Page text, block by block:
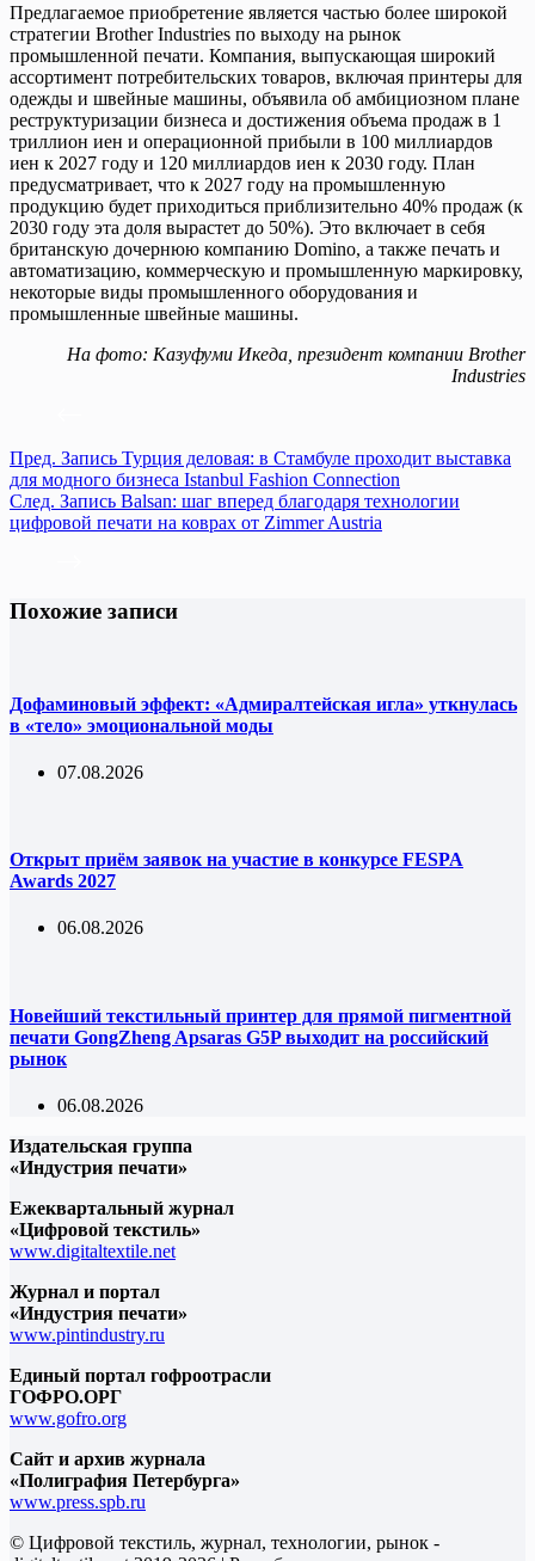
Предлагаемое приобретение является частью более широкой
стратегии Brother Industries по выходу на рынок
промышленной печати. ​​Компания, выпускающая широкий
ассортимент потребительских товаров, включая принтеры для
одежды и швейные машины, объявила об амбициозном плане
реструктуризации бизнеса и достижения объема продаж в 1
триллион иен и операционной прибыли в 100 миллиардов
иен к 2027 году и 120 миллиардов иен к 2030 году. План
предусматривает, что к 2027 году на промышленную
продукцию будет приходиться приблизительно 40% продаж (к
2030 году эта доля вырастет до 50%). Это включает в себя
британскую дочернюю компанию Domino, а также печать и
автоматизацию, коммерческую и промышленную маркировку,
некоторые виды промышленного оборудования и
промышленные швейные машины.
На фото: Казуфуми Икеда, президент компании Brother
Industries
Пред. Запись Турция деловая: в Стамбуле проходит выставка
для модного бизнеса Istanbul Fashion Connection
След. Запись Balsan: шаг вперед благодаря технологии
цифровой печати на коврах от Zimmer Austria
Похожие записи
Дофаминовый эффект: «Адмиралтейская игла» уткнулась
в «тело» эмоциональной моды
07.08.2026
Открыт приём заявок на участие в конкурсе FESPA
Awards 2027
06.08.2026
Новейший текстильный принтер для прямой пигментной
печати GongZheng Apsaras G5P выходит на российский
рынок
06.08.2026
Издательская группа
«Индустрия печати»
Ежеквартальный журнал
«Цифровой текстиль»
www.digitaltextile.net
Журнал и портал
«Индустрия печати»
www.pintindustry.ru
Единый портал гофроотрасли
ГОФРО.ОРГ
www.gofro.org
Сайт и архив журнала
«Полиграфия Петербурга»
www.press.spb.ru
© Цифровой текстиль, журнал, технологии, рынок -